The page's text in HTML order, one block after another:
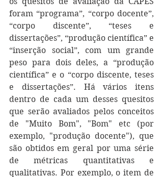
foram “programa”, “corpo docente”,
“corpo discente”, “teses e
dissertações”, “produção científica” e
“inserção social”, com um grande
peso para dois deles, a “produção
científica” e o “corpo discente, teses
e dissertações”. Há vários itens
dentro de cada um desses quesitos
que serão avaliados pelos conceitos
de "Muito Bom", "Bom" etc (por
exemplo, "produção docente"), que
são obtidos em geral por uma série
de métricas quantitativas e
qualitativas. Por exemplo, o item de